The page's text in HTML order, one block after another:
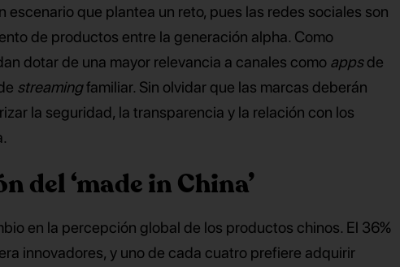
escenario que plantea un reto, pues las redes sociales son
de productos entre la generación alpha. Como
dotar de una mayor relevancia a canales como appsde
streamingfamiliar. Sin olvidar que las marcas deberán
la seguridad, la transparencia y la relación con los
del ‘made in China’
en la percepción global de los productos chinos. El 36%
innovadores, y uno de cada cuatro prefiere adquirir